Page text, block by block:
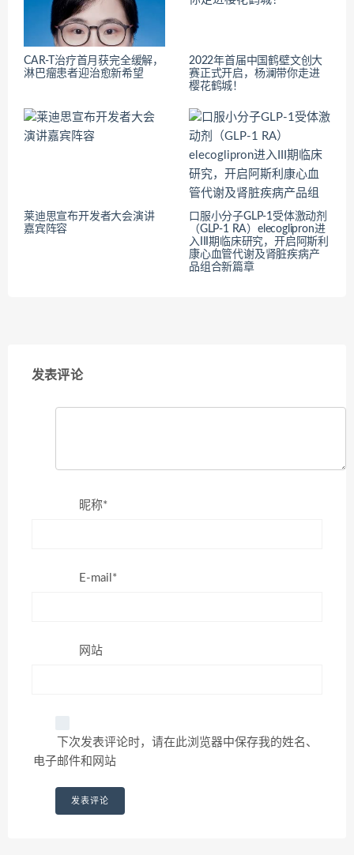
CAR-T治疗首月获完全缓解，
淋巴瘤患者迎治愈新希望
2022年首届中国鹤壁文创大
赛正式开启，杨澜带你走进
樱花鹤城！
莱迪思宣布开发者大会演讲
嘉宾阵容
口服小分子GLP-1受体激动剂
（GLP-1 RA）elecoglipron进
入III期临床研究，开启阿斯利
康心血管代谢及肾脏疾病产
品组合新篇章
发表评论
昵称*
E-mail*
网站
下次发表评论时，请在此浏览器中保存我的姓名、
电子邮件和网站